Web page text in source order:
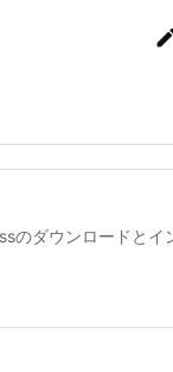
のダウンロードとイ